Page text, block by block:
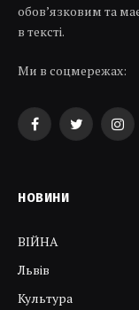
обов’язковим та
в тексті.
Ми в соцмережах:
FacebookTwitter
НОВИНИ
ВІЙНА
Львів
Культура